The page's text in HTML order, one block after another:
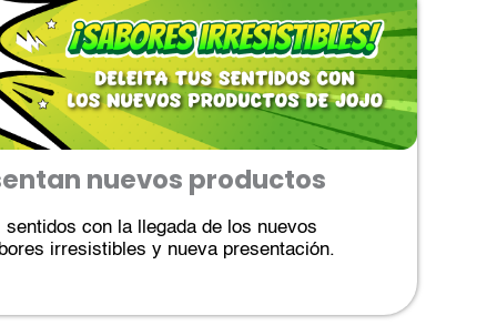
nuevos productos
con la llegada de los nuevos
irresistibles y nueva presentación.